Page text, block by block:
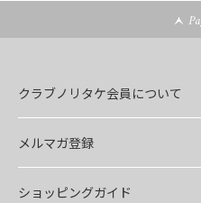
クラブノリタケ会員について
メルマガ登録
ショッピングガイド